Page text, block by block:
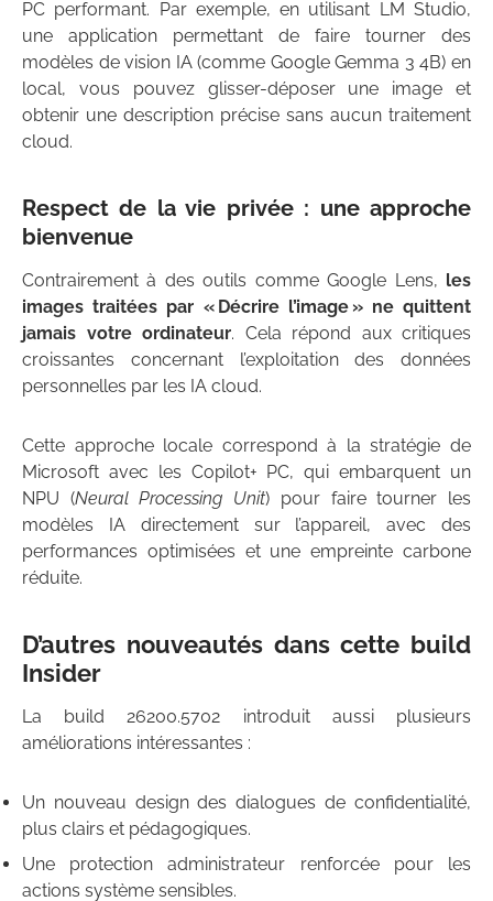
PC performant. Par exemple, en utilisant LM Studio,
une application permettant de faire tourner des
modèles de vision IA (comme Google Gemma 3 4B) en
local, vous pouvez glisser-déposer une image et
obtenir une description précise sans aucun traitement
cloud.
Respect de la vie privée : une approche
bienvenue
Contrairement à des outils comme Google Lens, les
images traitées par « Décrire l’image » ne quittent
jamais votre ordinateur. Cela répond aux critiques
croissantes concernant l’exploitation des données
personnelles par les IA cloud.
Cette approche locale correspond à la stratégie de
Microsoft avec les Copilot+ PC, qui embarquent un
NPU (Neural Processing Unit) pour faire tourner les
modèles IA directement sur l’appareil, avec des
performances optimisées et une empreinte carbone
réduite.
D’autres nouveautés dans cette build
Insider
La build 26200.5702 introduit aussi plusieurs
améliorations intéressantes :
Un nouveau design des dialogues de confidentialité,
plus clairs et pédagogiques.
Une protection administrateur renforcée pour les
actions système sensibles.